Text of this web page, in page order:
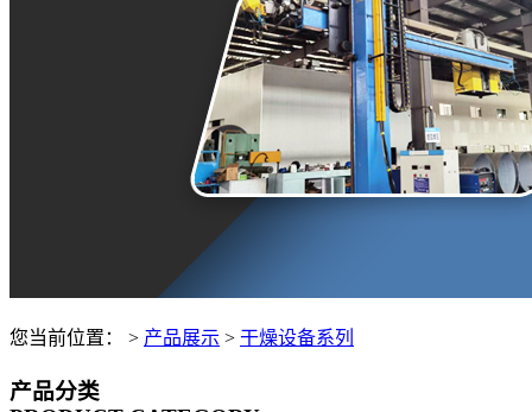
您当前位置： > 产品展示 > 干燥设备系列
产品分类